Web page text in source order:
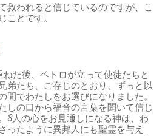
救われると信じているのですが、こ
ことです。
ねた後、ペトロが立って使徒たちと
弟たち、ご存じのとおり、ずっと以
間でわたしをお選びになりました。
しの口から福音の言葉を聞いて信じ
8人の心をお見通しになる神は、わ
ったように異邦人にも聖霊を与え